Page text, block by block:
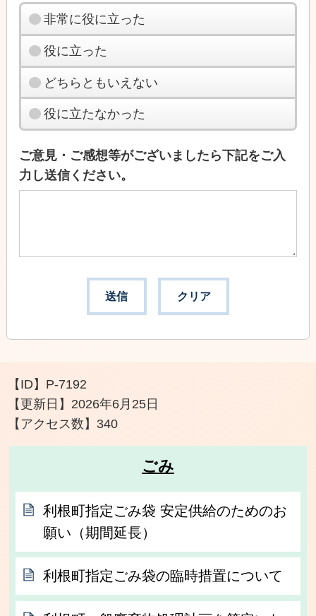
非常に役に立った
役に立った
どちらともいえない
役に立たなかった
ご意見・ご感想等がございましたら下記をご入
力し送信ください。
【ID】 P-7192
【更新日】 2026年6月25日
【アクセス数】 340
ごみ
利根町指定ごみ袋 安定供給のためのお
願い（期間延長）
利根町指定ごみ袋の臨時措置について